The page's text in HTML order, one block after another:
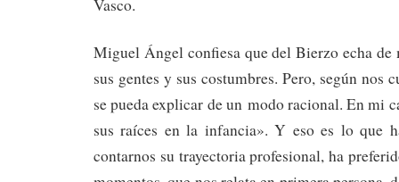
Vasco.
Miguel Ángel confiesa que del Bierzo echa de
sus gentes y sus costumbres. Pero, según nos
se pueda explicar de un modo racional. En mi
sus raíces en la infancia». Y eso es lo que
contarnos su trayectoria profesional, ha